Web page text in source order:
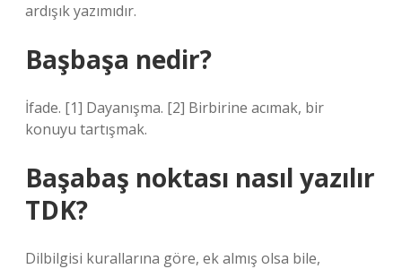
ardışık yazımıdır.
Başbaşa nedir?
İfade. [1] Dayanışma. [2] Birbirine acımak, bir
konuyu tartışmak.
Başabaş noktası nasıl yazılır
TDK?
Dilbilgisi kurallarına göre, ek almış olsa bile,